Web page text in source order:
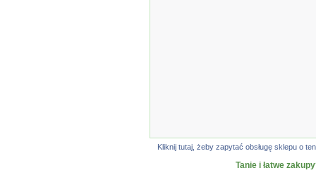
Kliknij tutaj, żeby zapytać obsługę sklepu o
Tanie i łatwe